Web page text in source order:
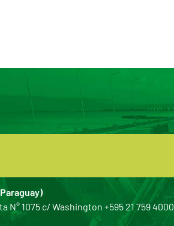
N° 1075 c/ Washington +595 21 759 4000